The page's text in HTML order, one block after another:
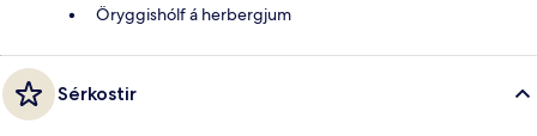
Öryggishólf á herbergjum
Sérkostir